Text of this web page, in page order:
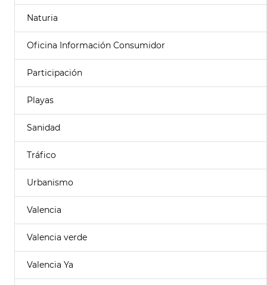
Naturia
Oficina Información Consumidor
Participación
Playas
Sanidad
Tráfico
Urbanismo
Valencia
Valencia verde
Valencia Ya